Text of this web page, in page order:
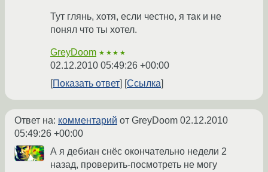
Тут глянь, хотя, если честно, я так и не
понял что ты хотел.
GreyDoom ★★★★
02.12.2010 05:49:26 +00:00
Показать ответ
Ссылка
Ответ на: комментарий от GreyDoom 02.12.2010
05:49:26 +00:00
А я дебиан снёс окончательно недели 2
назад, проверить-посмотреть не могу